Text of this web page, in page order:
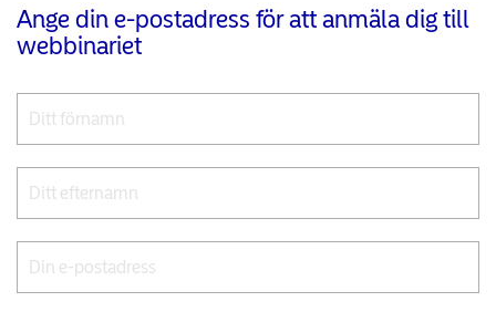
Ange din e-postadress för att anmäla dig till
webbinariet